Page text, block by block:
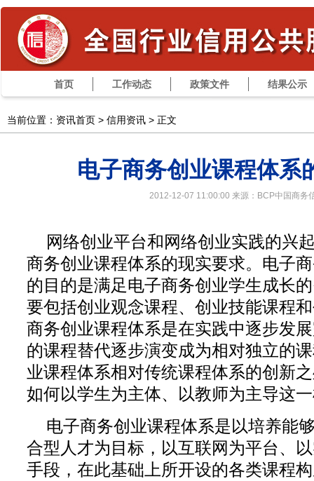
首页 工作动态 政策文件 结果公示
当前位置：资讯首页 > 信用资讯 > 正文
电子商务创业课程体系
2012-12-07 11:00:00 来源：BCP中国商务
网络创业平台和网络创业实践的兴
商务创业课程体系的现实要求。电子
的目的是满足电子商务创业学生成长
要包括创业观念课程、创业技能课程
商务创业课程体系是在实践中逐步发
的课程替代逐步演变成为相对独立的
业课程体系相对传统课程体系的创新
如何以学生为主体、以教师为主导这
电子商务创业课程体系是以培养能
合型人才为目标，以互联网为平台、
手段，在此基础上所开设的各类课程